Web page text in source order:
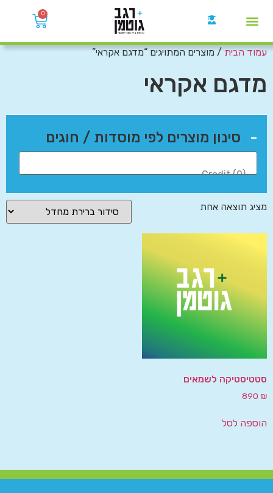
0
עמוד הבית/ מוצרים המתויגים “מדגם אקראי”
מדגם אקראי
סינון מוצרים לפי מוסדות / חוגים -
מציג תוצאה אחת
סטטיסטיקה לשמאים
890 ₪
הוספה לסל